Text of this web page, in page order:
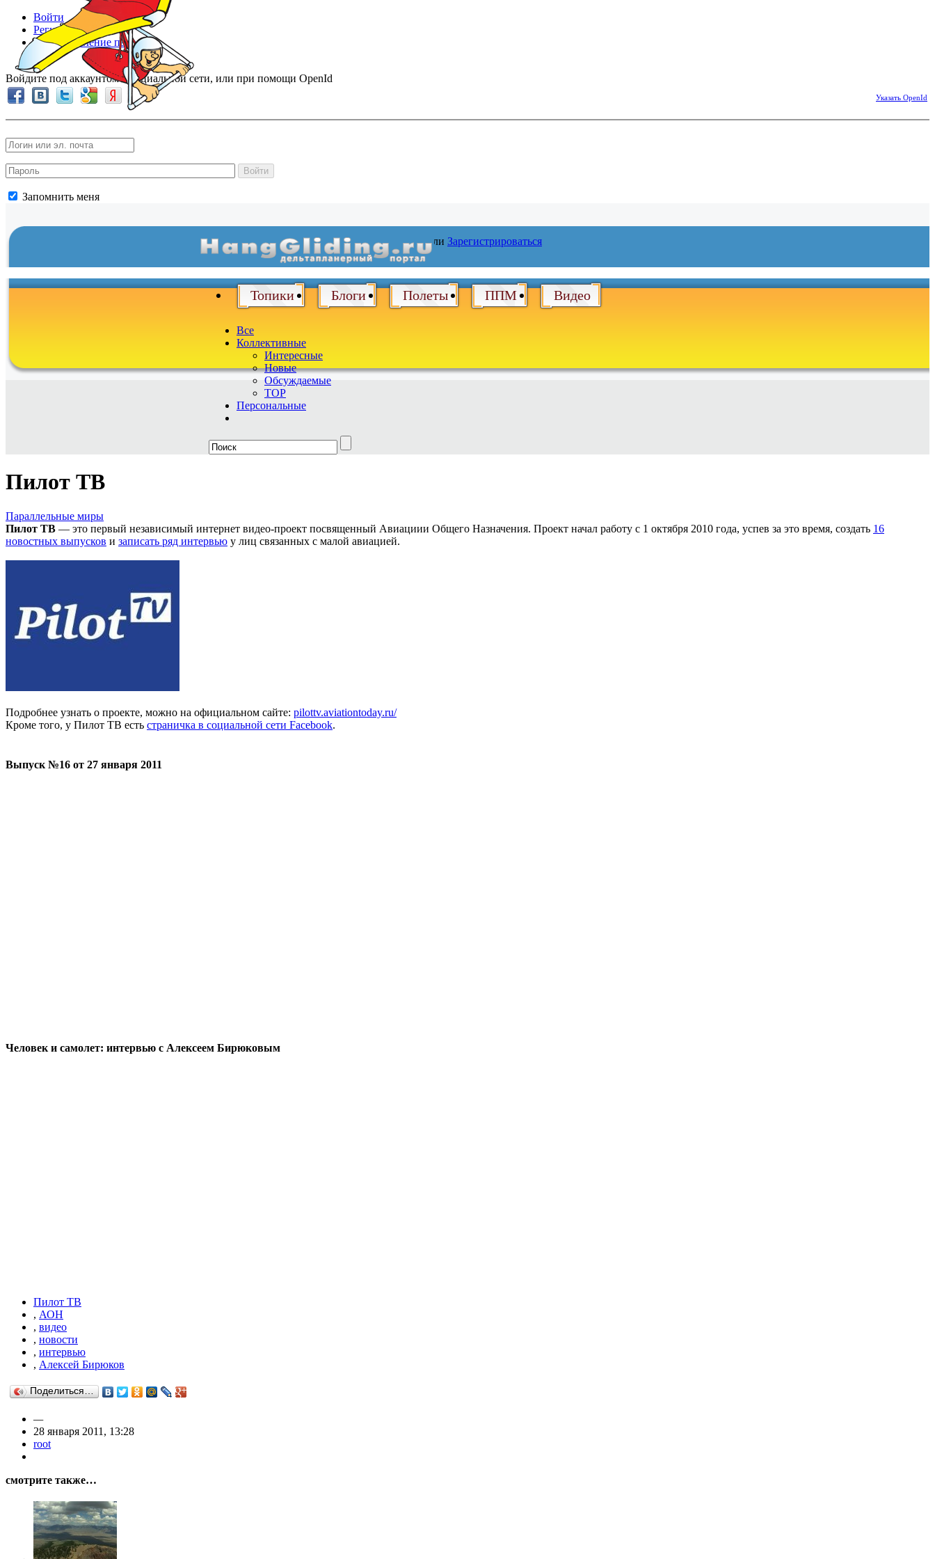
Войти
Регистрация
Восстановление пароля
Войдите под аккаунтом в социальной сети, или при помощи OpenId
Указать OpenId
Войти
Запомнить меня
Войтиили Зарегистрироваться
Топики Блоги Полеты ППМ Видео
Все
Коллективные
Интересные
Новые
Обсуждаемые
TOP
Персональные
Пилот ТВ
Параллельные миры
Пилот ТВ — это первый независимый интернет видео-проект посвященный Авиациии Общего Назначения. Проект начал работу с 1 октября 2010 года, успев за это время, создать 16
новостных выпусков и записать ряд интервью у лиц связанных с малой авиацией.
Подробнее узнать о проекте, можно на официальном сайте: pilottv.aviationtoday.ru/
Кроме того, у Пилот ТВ есть страничка в социальной сети Facebook.
Выпуск №16 от 27 января 2011
Человек и самолет: интервью с Алексеем Бирюковым
Пилот ТВ
, АОН
, видео
, новости
, интервью
, Алексей Бирюков
Поделиться…
—
28 января 2011, 13:28
root
смотрите также…